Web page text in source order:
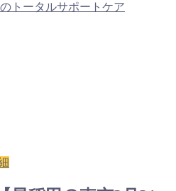
トータルサポートケア